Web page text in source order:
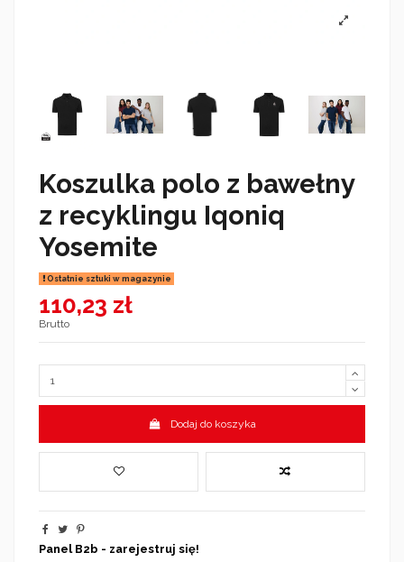
Koszulka polo z bawełny
z recyklingu Iqoniq
Yosemite
Ostatnie sztuki w magazynie
110,23 zł
Brutto
Dodaj do koszyka
Panel B2b - zarejestruj się!